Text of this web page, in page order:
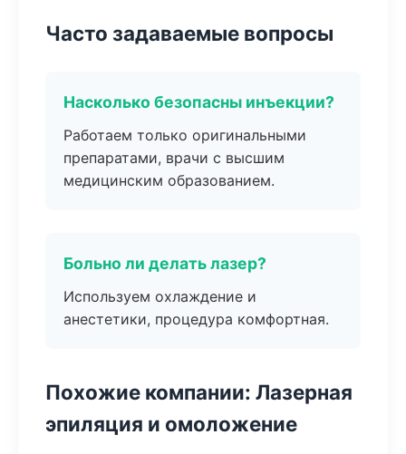
Часто задаваемые вопросы
Насколько безопасны инъекции?
Работаем только оригинальными
препаратами, врачи с высшим
медицинским образованием.
Больно ли делать лазер?
Используем охлаждение и
анестетики, процедура комфортная.
Похожие компании: Лазерная
эпиляция и омоложение